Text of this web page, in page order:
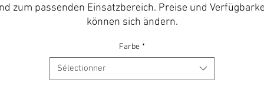
zum passenden Einsatzbereich. Preise und
können sich ändern.
Farbe *
Sélectionner